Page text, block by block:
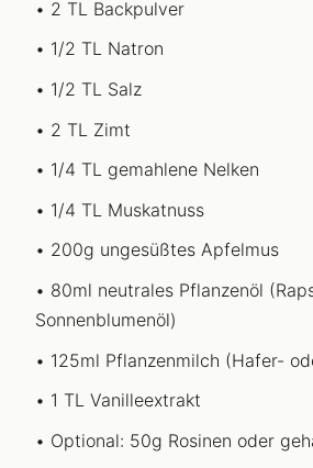
2 TL Backpulver
1/2 TL Natron
1/2 TL Salz
2 TL Zimt
1/4 TL gemahlene Nelken
1/4 TL Muskatnuss
200g ungesüßtes Apfelmus
80ml neutrales Pflanzenöl
Sonnenblumenöl)
125ml Pflanzenmilch (Hafer-
1 TL Vanilleextrakt
Optional: 50g Rosinen oder